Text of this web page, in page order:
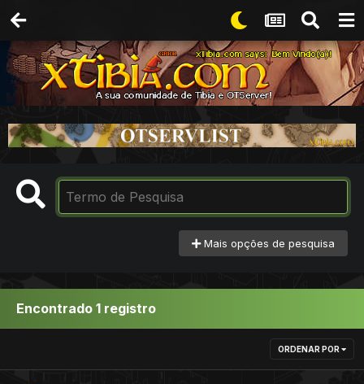
Mais opções de pesquisa
Encontrado 1 registro
ORDENAR POR